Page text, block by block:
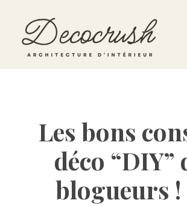
to
primary
to
main
to
primary
Les bons
déco “DIY”
blogueurs !